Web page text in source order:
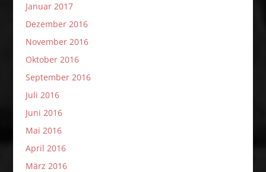
Januar 2017
Dezember 2016
November 2016
Oktober 2016
September 2016
Juli 2016
Juni 2016
Mai 2016
April 2016
März 2016